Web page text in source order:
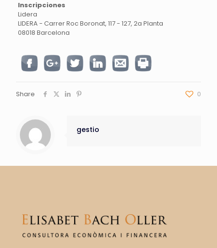
Inscripciones
Lidera
LIDERA - Carrer Roc Boronat, 117 - 127, 2a Planta
08018 Barcelona
Share 0
gestio